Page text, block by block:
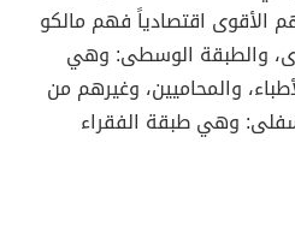
الأقوى اقتصادياً فهم مالكو
والطبقة الوسطى: وهي
والمحاميين، وغيرهم من
وهي طبقة الفقراء